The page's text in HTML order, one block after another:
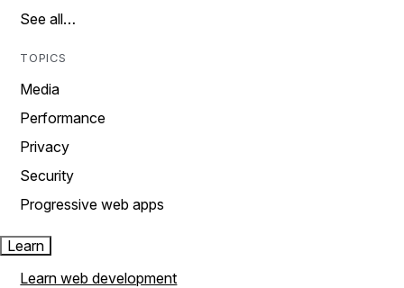
See all…
TOPICS
Media
Performance
Privacy
Security
Progressive web apps
Learn
Learn web development